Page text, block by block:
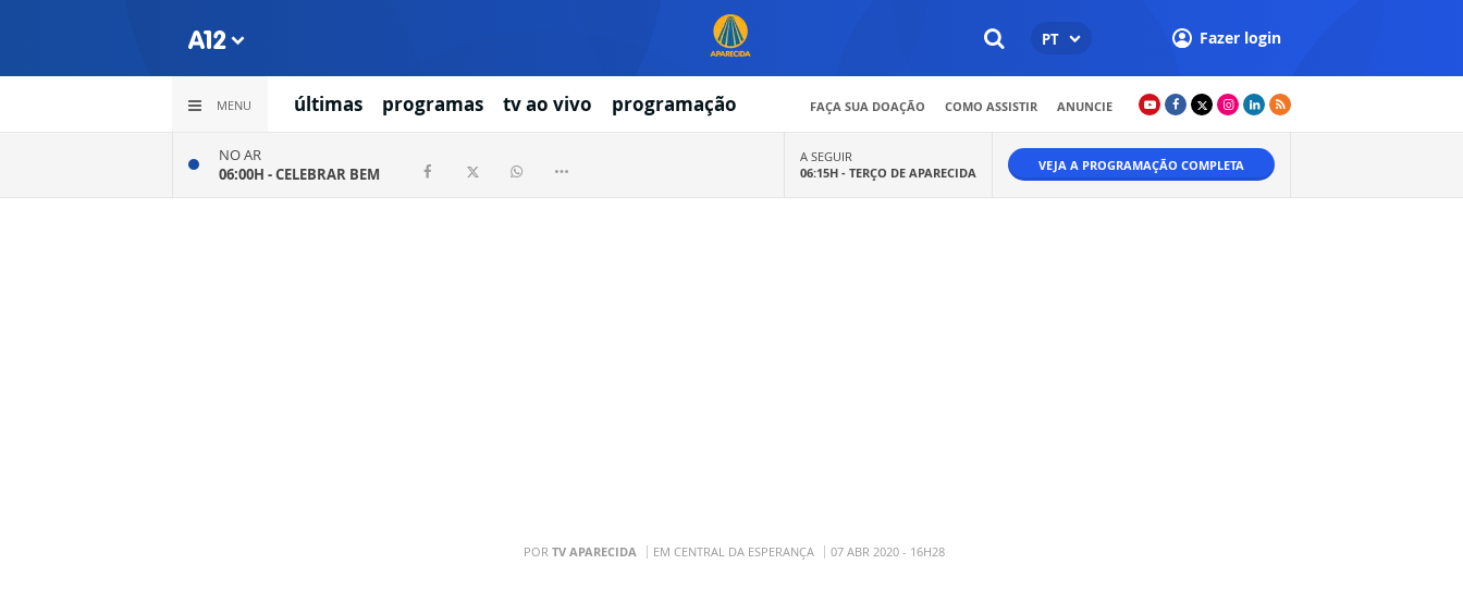
PT Fazer login
MENU últimas programas tv ao vivo programação FAÇA SUA DOAÇÃO COMO ASSISTIR ANUNCIE
NO AR
06:00H -CELEBRAR BEM
A SEGUIR
06:15H - TERÇO DE APARECIDA VEJA A PROGRAMAÇÃO COMPLETA
POR TV APARECIDA EM CENTRAL DA ESPERANÇA 07 ABR 2020 - 16H28